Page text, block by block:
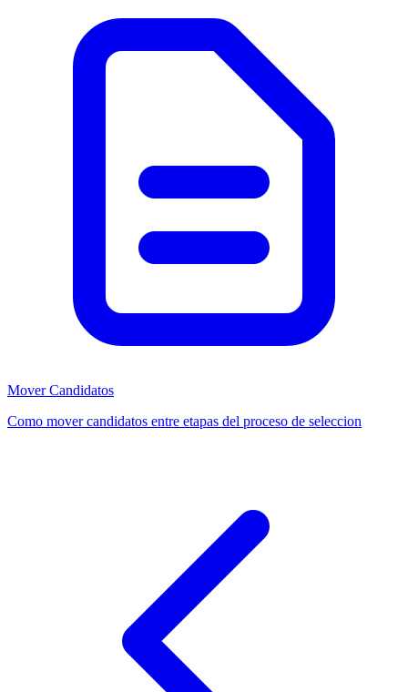
Mover Candidatos
Como mover candidatos entre etapas del proceso de seleccion